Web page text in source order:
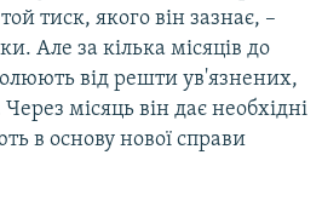
тиск, якого він зазнає, –
Але за кілька місяців до
від решти ув'язнених,
місяць він дає необхідні
в основу нової справи